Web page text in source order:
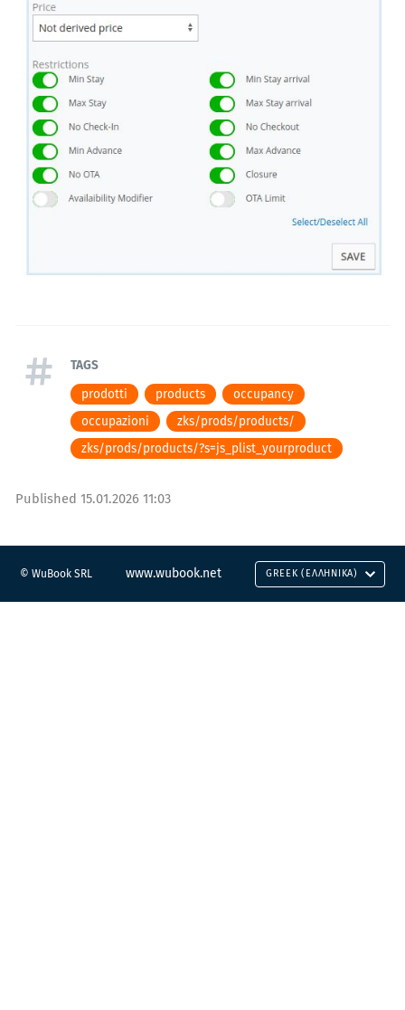
TAGS
prodotti
products
occupancy
occupazioni
zks/prods/products/
zks/prods/products/?s=js_plist_yourproduct
Published 15.01.2026 11:03
© WuBook SRL www.wubook.net GREEK (ΕΛΛΗΝΙΚΆ)